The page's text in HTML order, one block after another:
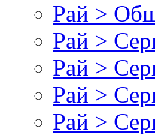
Рай >
Рай >
Рай >
Рай >
Рай >